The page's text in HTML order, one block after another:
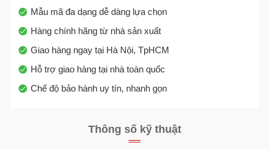
Mẫu mã đa dạng dễ dàng lựa chọn
Hàng chính hãng từ nhà sản xuất
Giao hàng ngay tại Hà Nội, TpHCM
Hỗ trợ giao hàng tại nhà toàn quốc
Chế độ bảo hành uy tín, nhanh gọn
Thông số kỹ thuật